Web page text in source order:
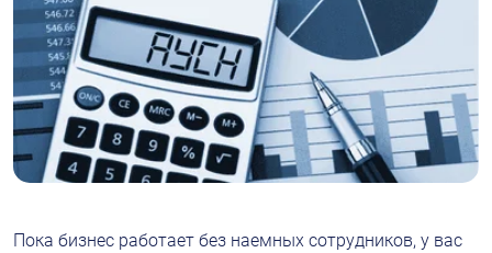
Пока бизнес работает без наемных сотрудников, у вас